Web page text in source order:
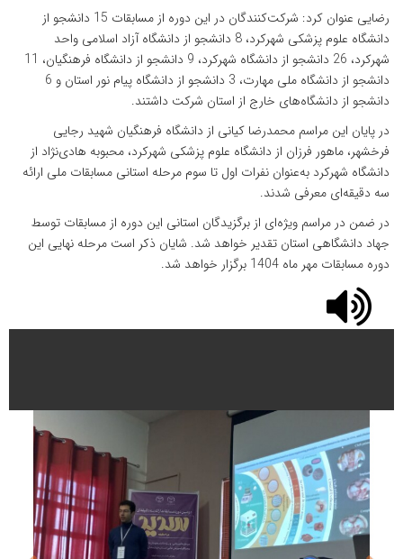
رضایی عنوان کرد: شرکت‌کنندگان در این دوره از مسابقات 15 دانشجو از
دانشگاه علوم پزشکی شهرکرد، 8 دانشجو از دانشگاه آزاد اسلامی واحد
شهرکرد، 26 دانشجو از دانشگاه شهرکرد، 9 دانشجو از دانشگاه فرهنگیان، 11
دانشجو از دانشگاه ملی مهارت، 3 دانشجو از دانشگاه پیام نور استان و 6
دانشجو از دانشگاه‌های خارج از استان شرکت داشتند.
در پایان این مراسم محمدرضا کیانی از دانشگاه فرهنگیان شهید رجایی
فرخشهر، ماهور فرزان از دانشگاه علوم پزشکی شهرکرد، محبوبه هادی‌نژاد از
دانشگاه شهرکرد به‌عنوان نفرات اول تا سوم مرحله استانی مسابقات ملی ارائه
سه دقیقه‌ای معرفی شدند.
در ضمن در مراسم ویژه‌ای از برگزیدگان استانی این دوره از مسابقات توسط
جهاد دانشگاهی استان تقدیر خواهد شد. شایان ذکر است مرحله نهایی این
دوره مسابقات مهر ماه 1404 برگزار خواهد شد.